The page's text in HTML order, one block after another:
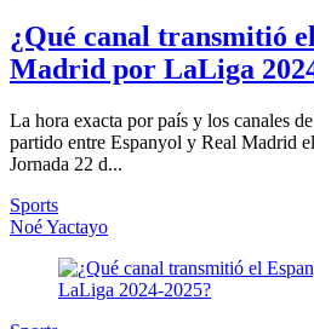
¿Qué canal transmitió
Madrid por LaLiga
La hora exacta por país y los canales
partido entre Espanyol y Real Madrid
Jornada 22 d...
Sports
Noé Yactayo